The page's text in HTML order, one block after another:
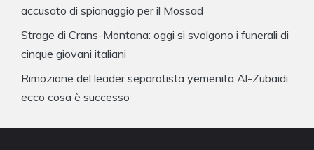
accusato di spionaggio per il Mossad
Strage di Crans-Montana: oggi si svolgono i funerali di
cinque giovani italiani
Rimozione del leader separatista yemenita Al-Zubaidi:
ecco cosa è successo